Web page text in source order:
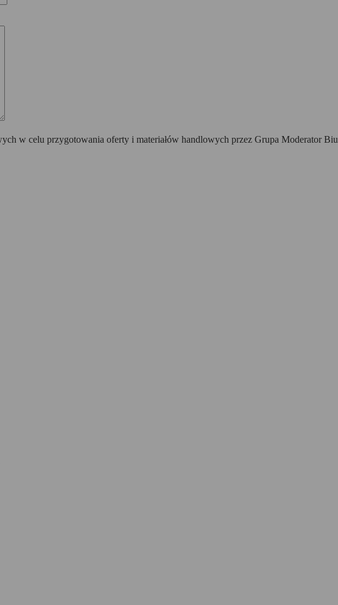
w celu przygotowania oferty i materiałów handlowych przez Grupa Moderator